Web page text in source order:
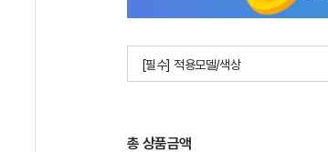
[필수] 적용모델/색상
총 상품금액